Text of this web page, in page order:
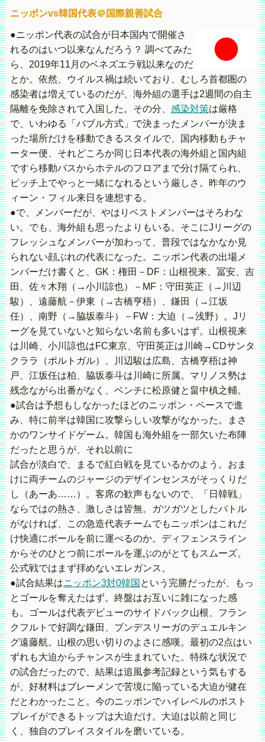
ニッポンvs韓国代表＠国際親善試合
●ニッポン代表の試合が日本国内で開催さ
れるのはいつ以来なんだろう？ 調べてみた
ら、2019年11月のベネズエラ戦以来なのだ
とか。依然、ウイルス禍は続いており、むしろ首都圏の
感染者は増えているのだが、海外組の選手は2週間の自主
隔離を免除されて入国した。その分、 感染対策は厳格
で、いわゆる「バブル方式」で決まったメンバーが決ま
った場所だけを移動できるスタイルで、国内移動もチャ
ーター便、それどころか同じ日本代表の海外組と国内組
ですら移動バスからホテルのフロアまで分け隔てられ、
ピッチ上でやっと一緒になれるという厳しさ。昨年のウ
ィーン・フィル来日を連想する。
●で、メンバーだが、やはりベストメンバーはそろわな
い。でも、海外組も思ったよりもいる。そこにJリーグの
フレッシュなメンバーが加わって、普段ではなかなか見
られない顔ぶれの代表になった。ニッポン代表の出場メ
ンバーだけ書くと、GK：権田－DF：山根視来、冨安、吉
田、佐々木翔（→小川諒也）－MF：守田英正（→川辺
駿）、遠藤航－伊東（→古橋亨梧）、鎌田（→江坂
任）、南野（→脇坂泰斗）－FW：大迫（→浅野）。Jリ
ーグを見ていないと知らない名前も多いはず。山根視来
は川崎、小川諒也はFC東京、守田英正は川崎→CDサンタ
クララ（ポルトガル）、川辺駿は広島、古橋亨梧は神
戸、江坂任は柏、脇坂泰斗は川崎に所属。マリノス勢は
残念ながら出番がなく、ベンチに松原健と畠中槙之輔。
●試合は予想もしなかったほどのニッポン・ペースで進
み、特に前半は韓国に攻撃らしい攻撃がなかった。まさ
かのワンサイドゲーム。韓国も海外組を一部欠いた布陣
だったと思うが、それ以前に
試合が淡白で、まるで紅白戦を見ているかのよう。おま
けに両チームのジャージのデザインセンスがそっくりだ
し（あーあ……）。客席の歓声もないので、「日韓戦」
ならではの熱さ、激しさは皆無。ガツガツとしたバトル
がなければ、この急造代表チームでもニッポンはこれだ
け快適にボールを前に運べるのか。ディフェンスライン
からそのひとつ前にボールを運ぶのがとてもスムーズ。
公式戦ではまず拝めないエレガンス。
●試合結果はニッポン3対0韓国 という完勝だったが、もっ
とゴールを奪えたはず。終盤はお互いに雑になった感
も。ゴールは代表デビューのサイドバック山根、フラン
クフルトで好調な鎌田、ブンデスリーガのデュエルキン
グ遠藤航。山根の思い切りのよさに感嘆。最初の2点はい
ずれも大迫からチャンスが生まれていた。特殊な状況で
の試合だったので、結果は追風参考記録という気もする
が、好材料はブレーメンで苦境に陥っている大迫が健在
だとわかったこと。今のニッポンでハイレベルのポスト
プレイができるトップは大迫だけ。大迫は以前と同じ
く、独自のプレイスタイルを磨いている。